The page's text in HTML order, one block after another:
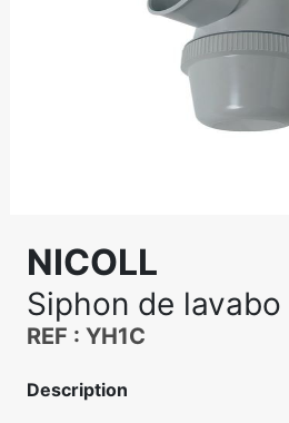
NICOLL
Siphon de lavabo
REF : YH1C
Description